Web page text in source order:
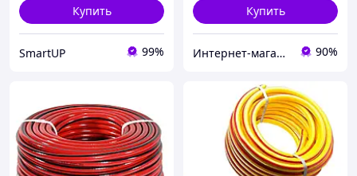
Купить
SmartUP 99%
Купить
Интернет-магазин 100 Микрон 90%